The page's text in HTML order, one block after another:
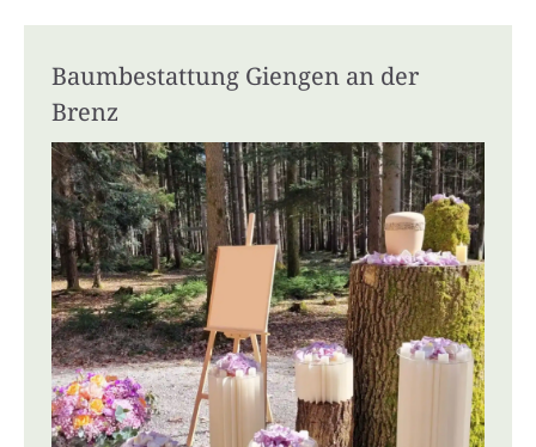
Baumbestattung Giengen an der
Brenz